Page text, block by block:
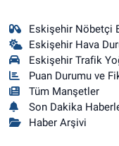
Eskişehir Nöbetçi
Eskişehir Hava
Eskişehir Trafik
Puan Durumu ve
Tüm Manşetler
Son Dakika
Haber Arşivi